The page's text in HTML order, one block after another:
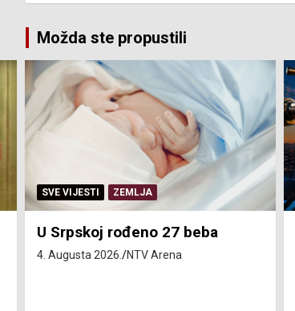
Možda ste propustili
SERVISNE INFORMACIJE
Isključenja vode – utorak 4.
avgust